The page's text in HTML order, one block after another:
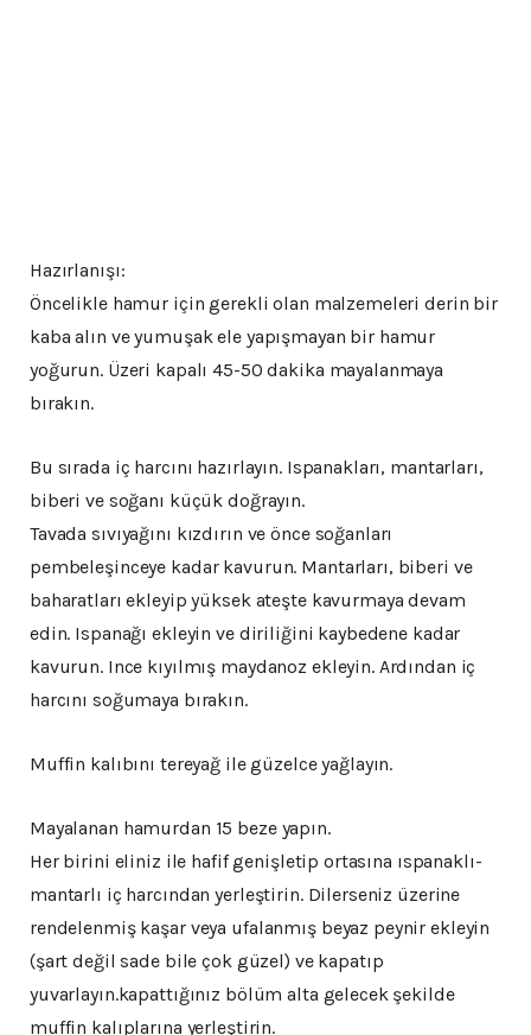
Hazırlanışı:
Öncelikle hamur için gerekli olan malzemeleri derin bir
kaba alın ve yumuşak ele yapışmayan bir hamur
yoğurun. Üzeri kapalı 45-50 dakika mayalanmaya
bırakın.
Bu sırada iç harcını hazırlayın. Ispanakları, mantarları,
biberi ve soğanı küçük doğrayın.
Tavada sıvıyağını kızdırın ve önce soğanları
pembeleşinceye kadar kavurun. Mantarları, biberi ve
baharatları ekleyip yüksek ateşte kavurmaya devam
edin. Ispanağı ekleyin ve diriliğini kaybedene kadar
kavurun. Ince kıyılmış maydanoz ekleyin. Ardından iç
harcını soğumaya bırakın.
Muffin kalıbını tereyağ ile güzelce yağlayın.
Mayalanan hamurdan 15 beze yapın.
Her birini eliniz ile hafif genişletip ortasına ıspanaklı-
mantarlı iç harcından yerleştirin. Dilerseniz üzerine
rendelenmiş kaşar veya ufalanmış beyaz peynir ekleyin
(şart değil sade bile çok güzel) ve kapatıp
yuvarlayın.kapattığınız bölüm alta gelecek şekilde
muffin kalıplarına yerleştirin.